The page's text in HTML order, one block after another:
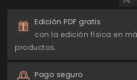
Edición PDF gratis
con la edición física en
productos.
Pago seguro